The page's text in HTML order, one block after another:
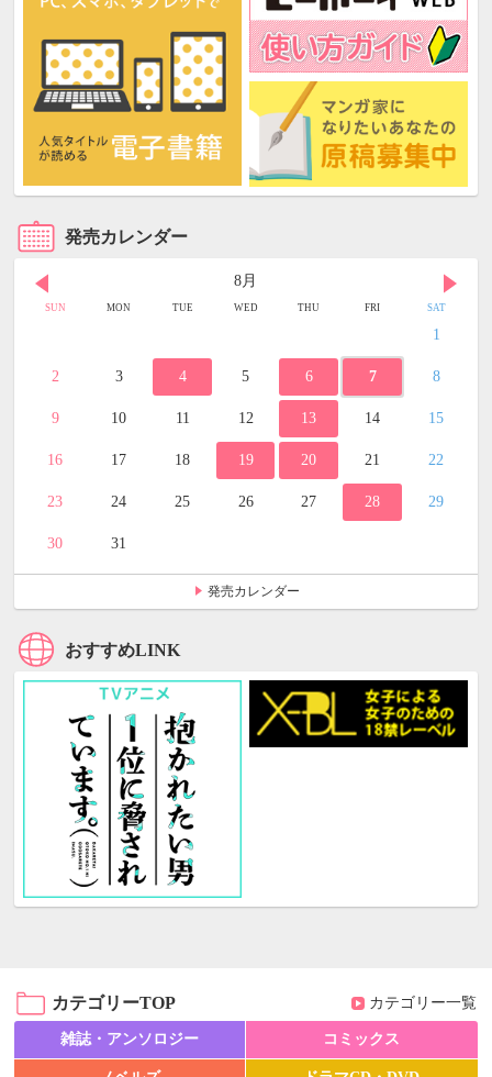
発売カレンダー
8月
SUN MON TUE WED THU FRI SAT
1
2 3 4 5 6 7 8
9 10 11 12 13 14 15
16 17 18 19 20 21 22
23 24 25 26 27 28 29
30 31
発売カレンダー
おすすめLINK
カテゴリーTOP カテゴリー一覧
雑誌・アンソロジー コミックス